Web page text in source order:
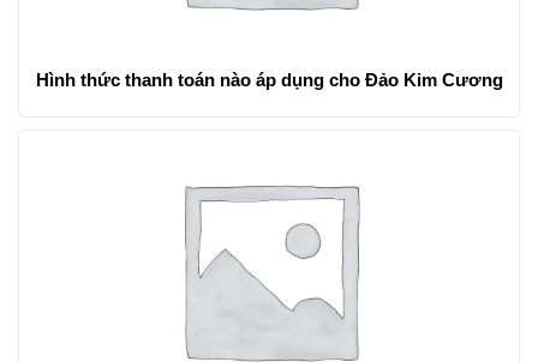
Hình thức thanh toán nào áp dụng cho Đảo Kim Cương